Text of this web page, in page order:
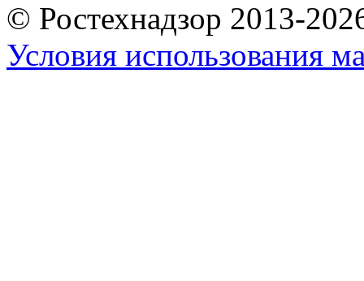
© Ростехнадзор 2013-
Условия использования